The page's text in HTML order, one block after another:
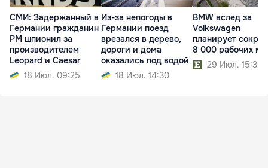
СМИ: Задержанный в
Германии гражданин
РМ шпионил за
производителем
Leopard и Caesar
18 Июл. 09:25
Из-за непогоды в
Германии поезд
врезался в дерево,
дороги и дома
оказались под водой
18 Июл. 14:30
BMW вслед за
Volkswagen
планирует
8 000 рабочих
29 Июл. 15:34